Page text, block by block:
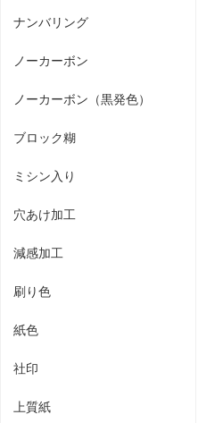
ナンバリング
ノーカーボン
ノーカーボン（黒発色）
ブロック糊
ミシン入り
穴あけ加工
減感加工
刷り色
紙色
社印
上質紙